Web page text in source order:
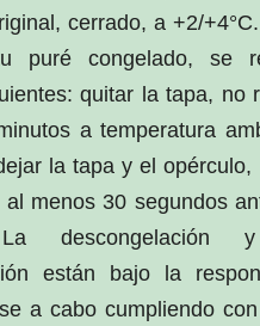
cerrado, a +2/
puré congelado, se
quitar la tapa, no
a temperatura
la tapa y el
menos 30 segundos
descongelación
están bajo la
a cabo cumpliendo